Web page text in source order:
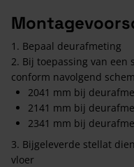
1. Bepaal deurafmeting
2. Bij toepassing van
conform navolgend
2041 mm bij
2141 mm bij
2341 mm bij
3. Bijgeleverde stellat
vloer